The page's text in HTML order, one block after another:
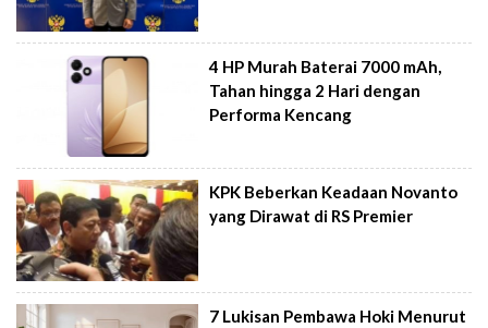
4 HP Murah Baterai 7000 mAh,
Tahan hingga 2 Hari dengan
Performa Kencang
KPK Beberkan Keadaan Novanto
yang Dirawat di RS Premier
7 Lukisan Pembawa Hoki Menurut